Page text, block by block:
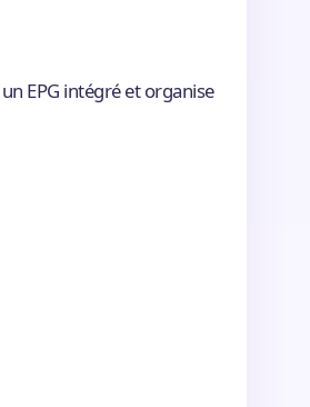
EPG intégré et organise